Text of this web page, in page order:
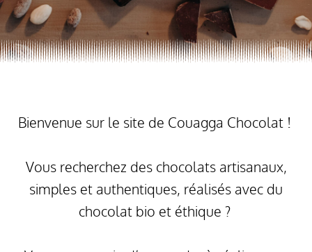
Bienvenue sur le site de Couagga Chocolat !
Vous recherchez des chocolats artisanaux,
simples et authentiques, réalisés avec du
chocolat bio et éthique ?